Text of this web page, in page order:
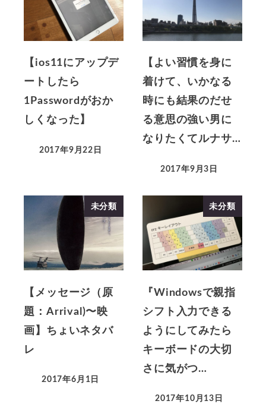
【ios11にアップデ
ートしたら
1Passwordがおか
しくなった】
2017年9月22日
【よい習慣を身に
着けて、いかなる
時にも結果のだせ
る意思の強い男に
なりたくてルナサ…
2017年9月3日
未分類
【メッセージ（原
題：Arrival)〜映
画】ちょいネタバ
レ
2017年6月1日
未分類
『Windowsで親指
シフト入力できる
ようにしてみたら
キーボードの大切
さに気がつ…
2017年10月13日